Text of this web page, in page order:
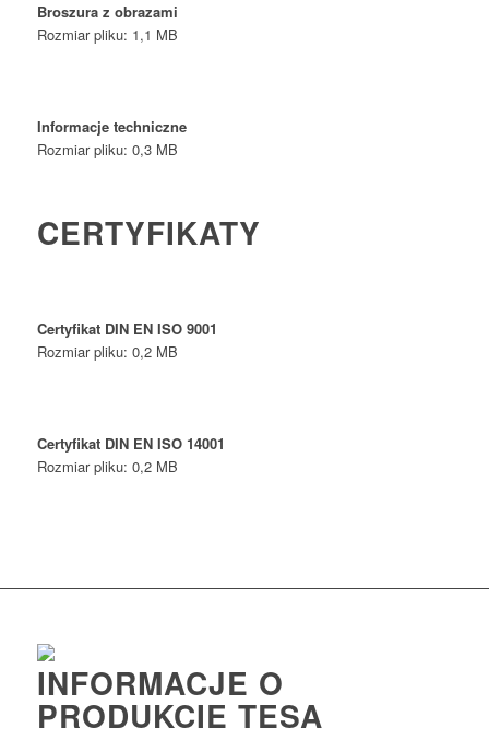
Broszura z obrazami
Rozmiar pliku: 1,1 MB
Informacje techniczne
Rozmiar pliku: 0,3 MB
CERTYFIKATY
Certyfikat DIN EN ISO 9001
Rozmiar pliku: 0,2 MB
Certyfikat DIN EN ISO 14001
Rozmiar pliku: 0,2 MB
INFORMACJE O
PRODUKCIE TESA